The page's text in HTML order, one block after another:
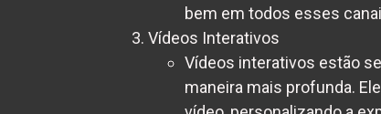
bem em todos esses
Vídeos Interativos
Vídeos interativos estão
maneira mais profunda.